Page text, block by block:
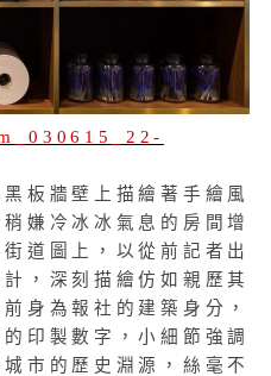
板牆壁上描繪著手繪風
嫌冷冰冰氣息的房間增
道圖上，以從前記者出
，深刻描繪仿如親歷其
身為報社的建築身分，
印製數字，小細節強調
市的歷史淵源，絲毫不